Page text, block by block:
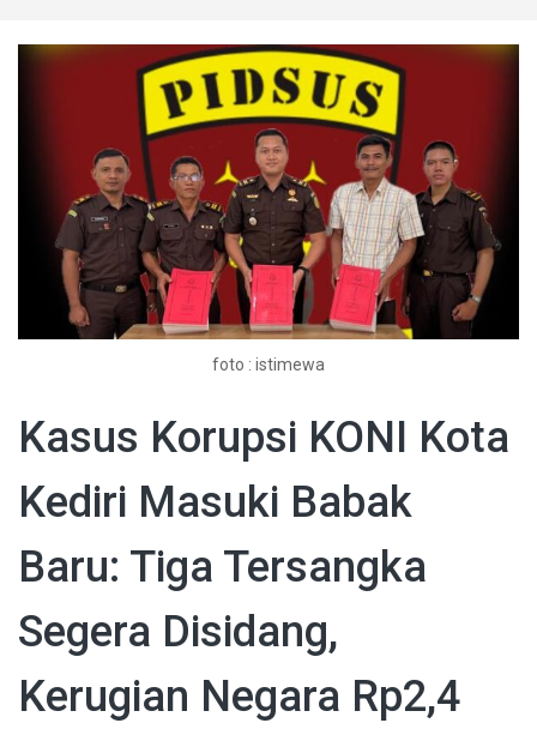
foto : istimewa
Kasus Korupsi KONI Kota
Kediri Masuki Babak
Baru: Tiga Tersangka
Segera Disidang,
Kerugian Negara Rp2,4